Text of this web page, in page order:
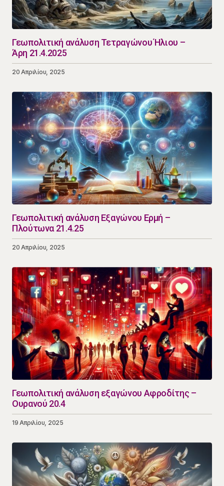
Γεωπολιτική ανάλυση Τετραγώνου Ήλιου –
Άρη 21.4.2025
20 Απριλίου, 2025
Γεωπολιτική ανάλυση Εξαγώνου Ερμή –
Πλούτωνα 21.4.25
20 Απριλίου, 2025
Γεωπολιτική ανάλυση εξαγώνου Αφροδίτης –
Ουρανού 20.4
19 Απριλίου, 2025